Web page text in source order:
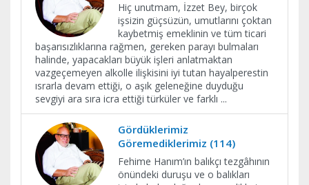
Hiç unutmam, İzzet Bey, birçok
işsizin güçsüzün, umutlarını çoktan
kaybetmiş emeklinin ve tüm ticari
başarısızlıklarına rağmen, gereken parayı bulmaları
halinde, yapacakları büyük işleri anlatmaktan
vazgeçemeyen alkolle ilişkisini iyi tutan hayalperestin
ısrarla devam ettiği, o aşık geleneğine duyduğu
sevgiyi ara sıra icra ettiği türküler ve farklı ...
Gördüklerimiz
Göremediklerimiz (114)
Fehime Hanım’ın balıkçı tezgâhının
önündeki duruşu ve o balıkları